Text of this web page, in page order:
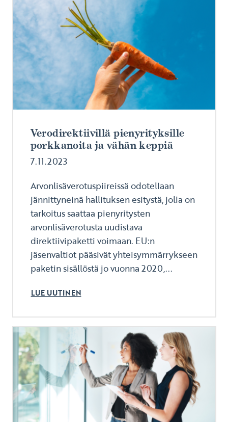
Verodirektiivillä pienyrityksille
porkkanoita ja vähän keppiä
7.11.2023
Arvonlisäverotuspiireissä odotellaan
jännittyneinä hallituksen esitystä, jolla on
tarkoitus saattaa pienyritysten
arvonlisäverotusta uudistava
direktiivipaketti voimaan. EU:n
jäsenvaltiot pääsivät yhteisymmärrykseen
paketin sisällöstä jo vuonna 2020,...
LUE UUTINEN